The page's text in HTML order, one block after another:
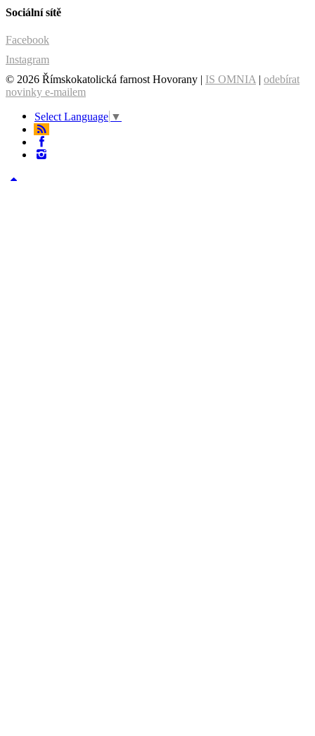
Sociální sítě
Facebook
Instagram
© 2026 Římskokatolická farnost Hovorany | IS OMNIA | odebírat
novinky e-mailem
Select Language ▼